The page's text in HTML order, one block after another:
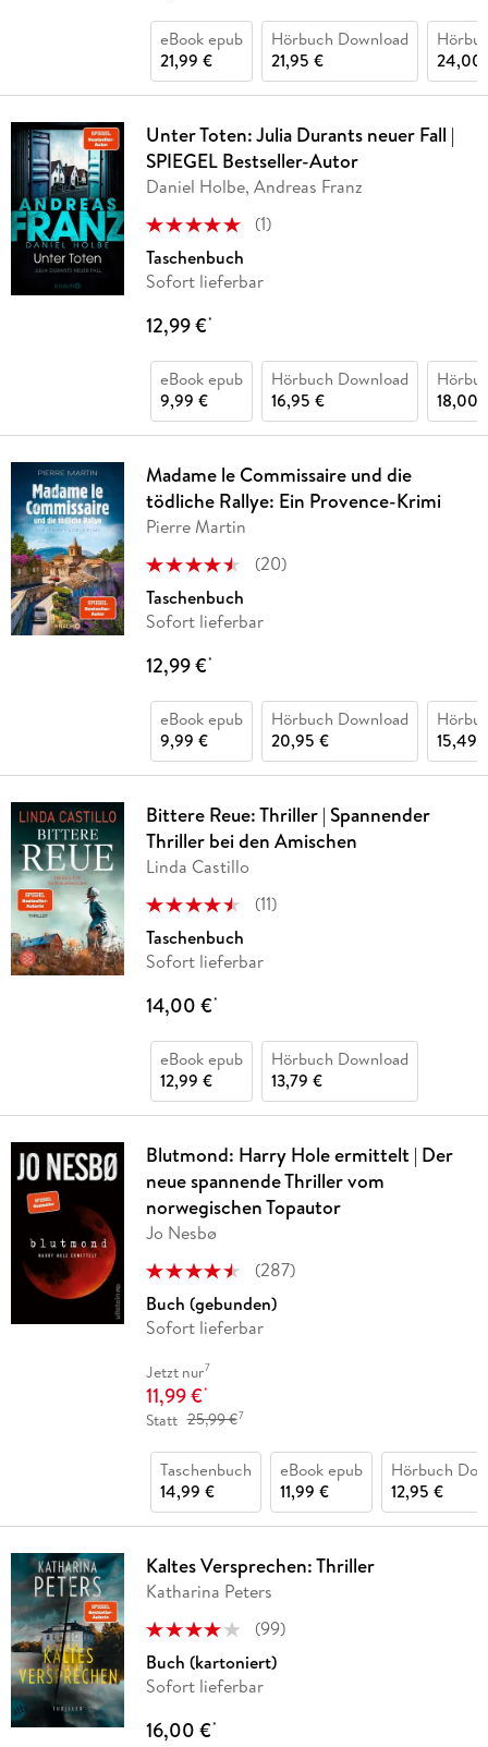
eBook epub
21,99 €
Hörbuch Download
21,95 €
24,00
Unter Toten: Julia Durants neuer Fall |
SPIEGEL Bestseller-Autor
Daniel Holbe, Andreas Franz
(1)
Taschenbuch
Sofort lieferbar
12,99 €*
eBook epub
9,99 €
Hörbuch Download
16,95 €
18,00
Madame le Commissaire und die
tödliche Rallye: Ein Provence-Krimi
Pierre Martin
(20)
Taschenbuch
Sofort lieferbar
12,99 €*
eBook epub
9,99 €
Hörbuch Download
20,95 €
15,49
Bittere Reue: Thriller | Spannender
Thriller bei den Amischen
Linda Castillo
(11)
Taschenbuch
Sofort lieferbar
14,00 €*
eBook epub
12,99 €
Hörbuch Download
13,79 €
Blutmond: Harry Hole ermittelt | Der
neue spannende Thriller vom
norwegischen Topautor
Jo Nesbø
(287)
Buch (gebunden)
Sofort lieferbar
Jetzt nur7
11,99 €*
Statt 25,99 €7
Taschenbuch
14,99 €
eBook epub
11,99 €
Hörbuch
12,95 €
Kaltes Versprechen: Thriller
Katharina Peters
(99)
Buch (kartoniert)
Sofort lieferbar
16,00 €*